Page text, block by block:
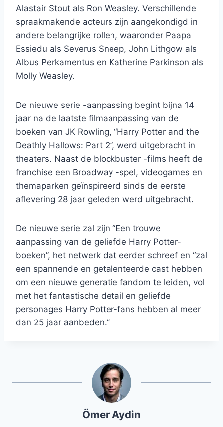
Alastair Stout als Ron Weasley. Verschillende
spraakmakende acteurs zijn aangekondigd in
andere belangrijke rollen, waaronder Paapa
Essiedu als Severus Sneep, John Lithgow als
Albus Perkamentus en Katherine Parkinson als
Molly Weasley.
De nieuwe serie -aanpassing begint bijna 14
jaar na de laatste filmaanpassing van de
boeken van JK Rowling, “Harry Potter and the
Deathly Hallows: Part 2”, werd uitgebracht in
theaters. Naast de blockbuster -films heeft de
franchise een Broadway -spel, videogames en
themaparken geïnspireerd sinds de eerste
aflevering 28 jaar geleden werd uitgebracht.
De nieuwe serie zal zijn “Een trouwe
aanpassing van de geliefde Harry Potter-
boeken”, het netwerk dat eerder schreef en “zal
een spannende en getalenteerde cast hebben
om een nieuwe generatie fandom te leiden, vol
met het fantastische detail en geliefde
personages Harry Potter-fans hebben al meer
dan 25 jaar aanbeden.”
Ömer Aydin